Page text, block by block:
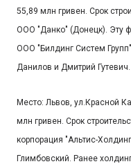
55,89 млн гривен. Срок
ООО "Данко" (Донецк). Эту
ООО "Билдинг Систем
Данилов и Дмитрий Гутевич.
Место: Львов, ул.Красной
млн гривен. Срок
корпорация "Альтис-
Глимбовский. Ранее